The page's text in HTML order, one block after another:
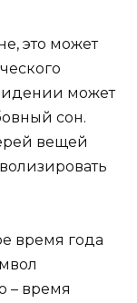
это может
может
сон.
вещей
время года
– время